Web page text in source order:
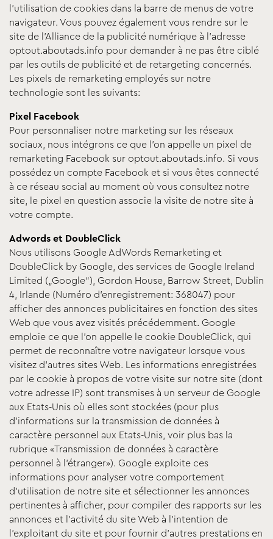
l’utilisation de cookies dans la barre de menus de votre
navigateur. Vous pouvez également vous rendre sur le
site de l’Alliance de la publicité numérique à l’adresse
optout.aboutads.info pour demander à ne pas être ciblé
par les outils de publicité et de retargeting concernés.
Les pixels de remarketing employés sur notre
technologie sont les suivants:
Pixel Facebook
Pour personnaliser notre marketing sur les réseaux
sociaux, nous intégrons ce que l’on appelle un pixel de
remarketing Facebook sur optout.aboutads.info. Si vous
possédez un compte Facebook et si vous êtes connecté
à ce réseau social au moment où vous consultez notre
site, le pixel en question associe la visite de notre site à
votre compte.
Adwords et DoubleClick
Nous utilisons Google AdWords Remarketing et
DoubleClick by Google, des services de Google Ireland
Limited („Google“), Gordon House, Barrow Street, Dublin
4, Irlande (Numéro d'enregistrement: 368047) pour
afficher des annonces publicitaires en fonction des sites
Web que vous avez visités précédemment. Google
emploie ce que l’on appelle le cookie DoubleClick, qui
permet de reconnaître votre navigateur lorsque vous
visitez d’autres sites Web. Les informations enregistrées
par le cookie à propos de votre visite sur notre site (dont
votre adresse IP) sont transmises à un serveur de Google
aux Etats-Unis où elles sont stockées (pour plus
d’informations sur la transmission de données à
caractère personnel aux Etats-Unis, voir plus bas la
rubrique «Transmission de données à caractère
personnel à l’étranger»). Google exploite ces
informations pour analyser votre comportement
d’utilisation de notre site et sélectionner les annonces
pertinentes à afficher, pour compiler des rapports sur les
annonces et l’activité du site Web à l’intention de
l’exploitant du site et pour fournir d’autres prestations en